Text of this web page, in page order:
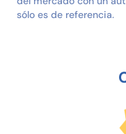
sólo es de referencia.